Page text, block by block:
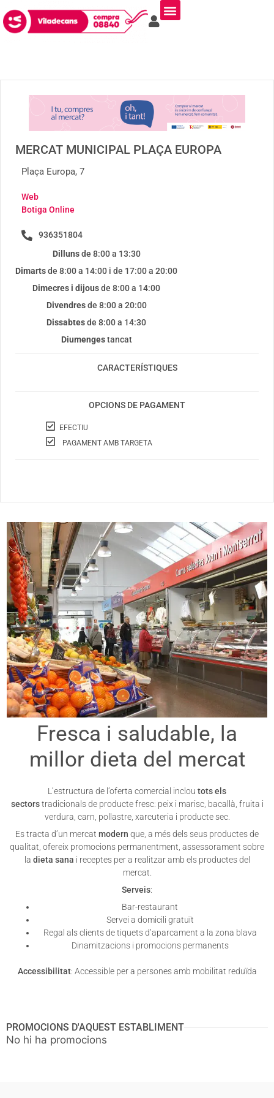
MERCAT MUNICIPAL PLAÇA EUROPA
Plaça Europa, 7
Web
Botiga Online
936351804
Dillunsde 8:00 a 13:30
Dimartsde 8:00 a 14:00 i de 17:00 a 20:00
Dimecres i dijousde 8:00 a 14:00
Divendresde 8:00 a 20:00
Dissabtesde 8:00 a 14:30
Diumengestancat
CARACTERÍSTIQUES
OPCIONS DE PAGAMENT
EFECTIU
PAGAMENT AMB TARGETA
Fresca i saludable, la
millor dieta del mercat
L’estructura de l’oferta comercial inclou tots els
sectorstradicionals de producte fresc: peix i marisc, bacallà, fruita i
verdura, carn, pollastre, xarcuteria i producte sec.
Es tracta d’un mercat modern que, a més dels seus productes de
qualitat, ofereix promocions permanentment, assessorament sobre
la dieta sana i receptes per a realitzar amb els productes del
mercat.
Serveis:
Bar-restaurant
Servei a domicili gratuït
Regal als clients de tiquets d’aparcament a la zona blava
Dinamitzacions i promocions permanents
Accessibilitat: Accessible per a persones amb mobilitat reduïda
PROMOCIONS D'AQUEST ESTABLIMENT
No hi ha promocions